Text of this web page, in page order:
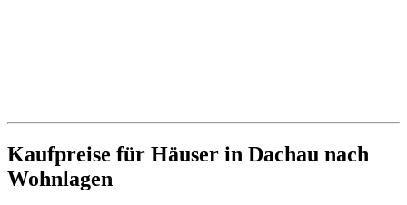
Kaufpreise für Häuser in Dachau nach
Wohnlagen